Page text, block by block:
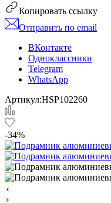
Копировать ссылку
Отправить по email
ВКонтакте
Одноклассники
Telegram
WhatsApp
Артикул:HSP102260
-34%